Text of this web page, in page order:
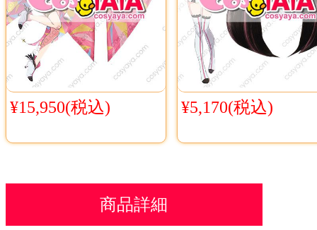
¥15,950(税込) ¥5,170(税込)
商品詳細